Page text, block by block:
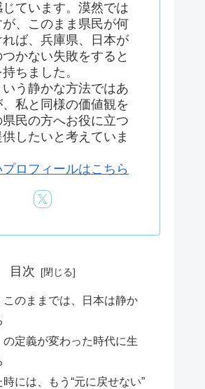
ています。漠然では
、このまま県民が何
れば、兵庫県、日本が
かない失敗をすると
ちました。
う静かな方法ではあ
、私と同様の価値観を
民の方へお役に立つ
したいと考えていま
ロフィールはこちら
目次
このままでは、日本は静か
の定義が変わった時代に生
には、もう“元に戻せない”